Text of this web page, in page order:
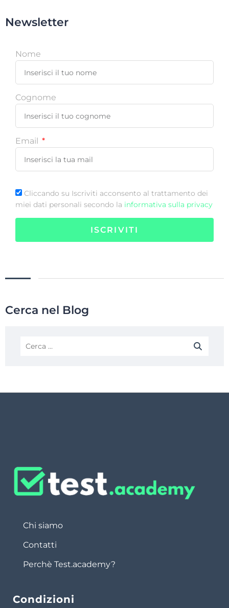
Newsletter
Nome
Cognome
Email
Cliccando su Iscriviti acconsento al trattamento dei
miei dati personali secondo la informativa sulla privacy
ISCRIVITI
Cerca nel Blog
Chi siamo
Contatti
Perchè Test.academy?
Condizioni